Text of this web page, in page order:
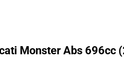
Monster Abs 696cc